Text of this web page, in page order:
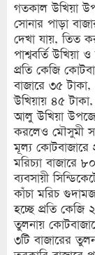
গতকাল উখিয়া
সোনার পাড়া
দেখা যায়, তিত
পাশ্ববর্তি উখিয়া
প্রতি কেজি
বাজারে ৩৫
উখিয়ায় ৪৫ টাকা,
আলু উখিয়া
করলেও মৌসুমী
মূল্য কোটবাজারে
মরিচ্যা বাজারে
ব্যবসায়ী
কাঁচা মরিচ
হচ্ছে প্রতি কেজি
তুলনায়
৩টি বাজারের